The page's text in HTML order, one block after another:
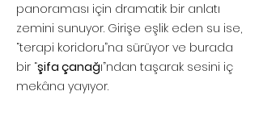
panoraması için dramatik bir anlatı
zemini sunuyor. Girişe eşlik eden su ise,
“terapi koridoru”na sürüyor ve burada
bir “şifa çanağı”ndan taşarak sesini iç
mekâna yayıyor.